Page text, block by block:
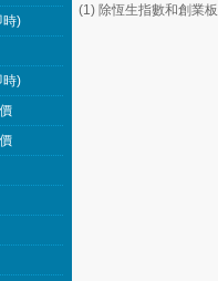
(1) 除恆生指數和創業
時)
時)